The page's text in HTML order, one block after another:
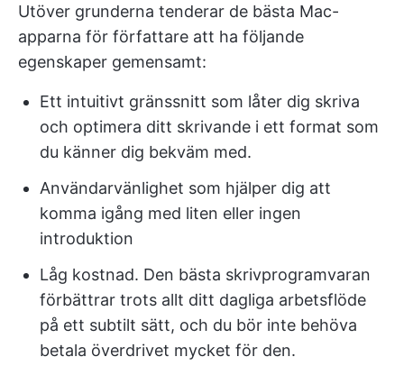
Utöver grunderna tenderar de bästa Mac-
apparna för författare att ha följande
egenskaper gemensamt:
Ett intuitivt gränssnitt som låter dig skriva
och optimera ditt skrivande i ett format som
du känner dig bekväm med.
Användarvänlighet som hjälper dig att
komma igång med liten eller ingen
introduktion
Låg kostnad. Den bästa skrivprogramvaran
förbättrar trots allt ditt dagliga arbetsflöde
på ett subtilt sätt, och du bör inte behöva
betala överdrivet mycket för den.